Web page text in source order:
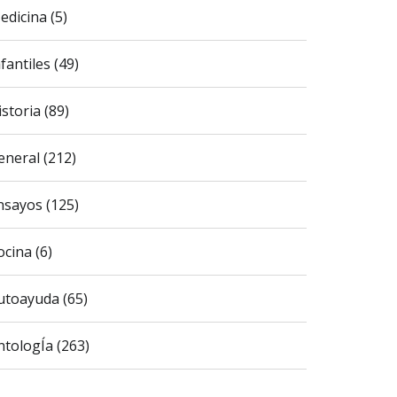
(5)
(49)
(89)
(212)
(125)
(6)
(65)
(263)